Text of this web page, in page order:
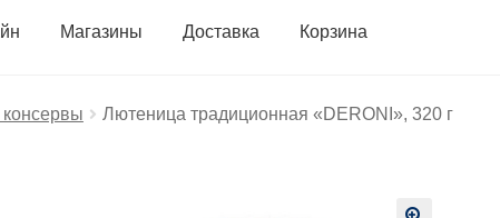
Магазины Доставка Корзина
Лютеница традиционная «DERONI», 320 г